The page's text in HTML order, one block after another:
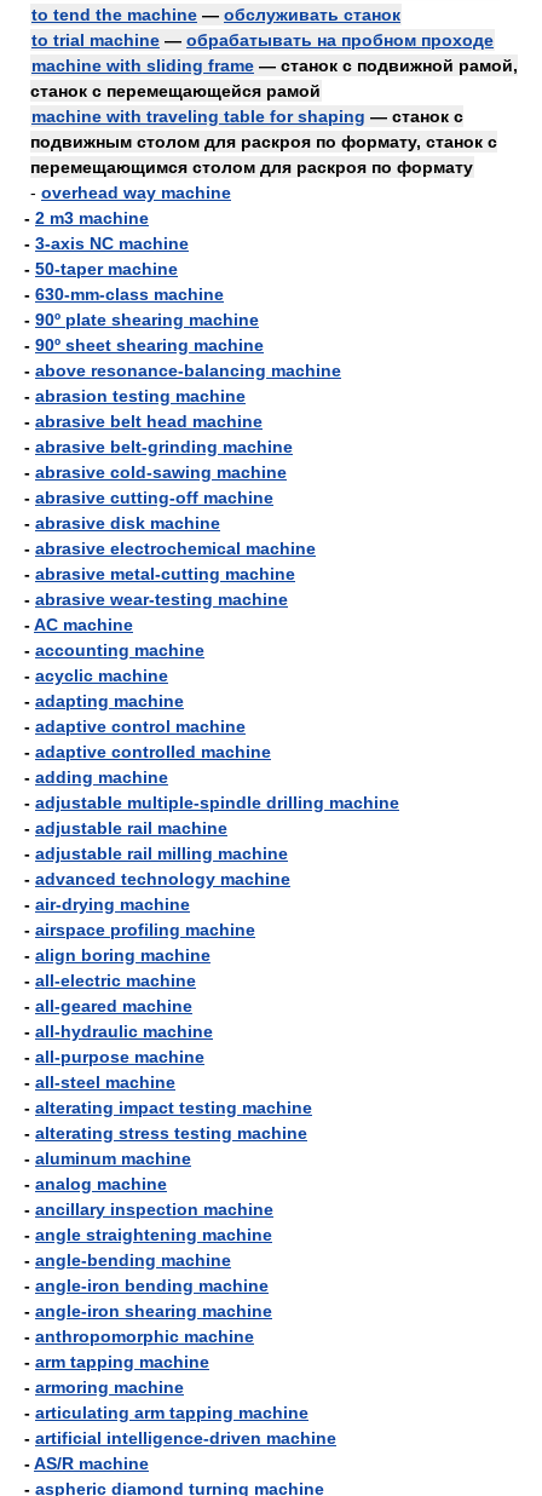
to tend the machine — обслуживать станок
to trial machine — обрабатывать на пробном проходе
machine with sliding frame — станок с подвижной рамой,
станок с перемещающейся рамой
machine with traveling table for shaping — станок с
подвижным столом для раскроя по формату, станок с
перемещающимся столом для раскроя по формату
- overhead way machine
- 2 m3 machine
- 3-axis NC machine
- 50-taper machine
- 630-mm-class machine
- 90º plate shearing machine
- 90º sheet shearing machine
- above resonance-balancing machine
- abrasion testing machine
- abrasive belt head machine
- abrasive belt-grinding machine
- abrasive cold-sawing machine
- abrasive cutting-off machine
- abrasive disk machine
- abrasive electrochemical machine
- abrasive metal-cutting machine
- abrasive wear-testing machine
-AC machine
- accounting machine
- acyclic machine
- adapting machine
- adaptive control machine
- adaptive controlled machine
- adding machine
- adjustable multiple-spindle drilling machine
- adjustable rail machine
- adjustable rail milling machine
- advanced technology machine
- air-drying machine
- airspace profiling machine
- align boring machine
- all-electric machine
- all-geared machine
- all-hydraulic machine
- all-purpose machine
- all-steel machine
- alterating impact testing machine
- alterating stress testing machine
- aluminum machine
- analog machine
- ancillary inspection machine
- angle straightening machine
- angle-bending machine
- angle-iron bending machine
- angle-iron shearing machine
- anthropomorphic machine
- arm tapping machine
- armoring machine
- articulating arm tapping machine
- artificial intelligence-driven machine
-AS/R machine
- aspheric diamond turning machine